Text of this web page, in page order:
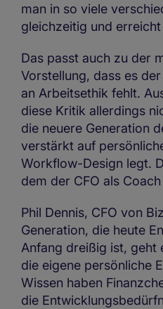
man in so viele
gleichzeitig und
Das passt auch zu der
Vorstellung, dass es
an Arbeitsethik fehlt.
diese Kritik allerdings
die neuere Generation
verstärkt auf
Workflow-Design legt.
dem der CFO als
Phil Dennis, CFO von
Generation, die heute
Anfang dreißig ist, geht
die eigene persönliche
Wissen haben
die